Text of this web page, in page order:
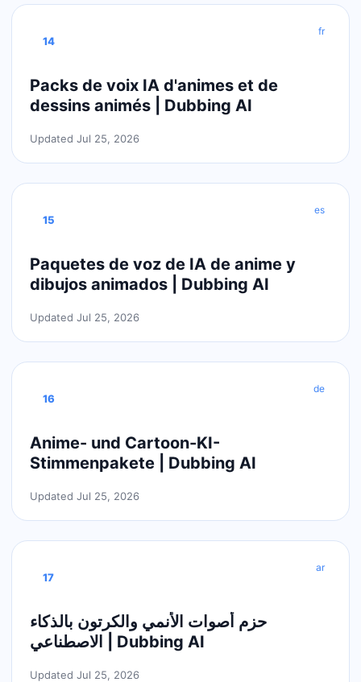
14
fr
Packs de voix IA d'animes et de
dessins animés | Dubbing AI
Updated Jul 25, 2026
15
es
Paquetes de voz de IA de anime y
dibujos animados | Dubbing AI
Updated Jul 25, 2026
16
de
Anime- und Cartoon-KI-
Stimmenpakete | Dubbing AI
Updated Jul 25, 2026
17
ar
حزم أصوات الأنمي والكرتون بالذكاء
الاصطناعي | Dubbing AI
Updated Jul 25, 2026